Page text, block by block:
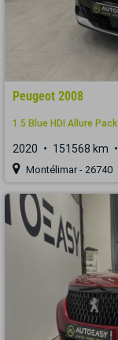
Peugeot 2008
1.5 Blue HDI Allure Pack
2020 151568 km
Montélimar - 26740